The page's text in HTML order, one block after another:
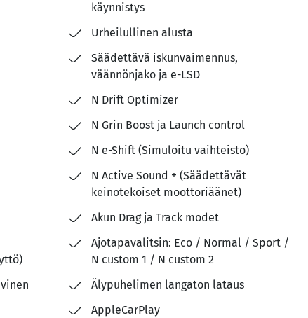
käynnistys
Urheilullinen alusta
Säädettävä iskunvaimennus,
väännönjako ja e-LSD
N Drift Optimizer
N Grin Boost ja Launch control
N e-Shift (Simuloitu vaihteisto)
N Active Sound + (Säädettävät
keinotekoiset moottoriäänet)
Akun Drag ja Track modet
Ajotapavalitsin: Eco / Normal / Sport /
N custom 1 / N custom 2
Älypuhelimen langaton lataus
AppleCarPlay